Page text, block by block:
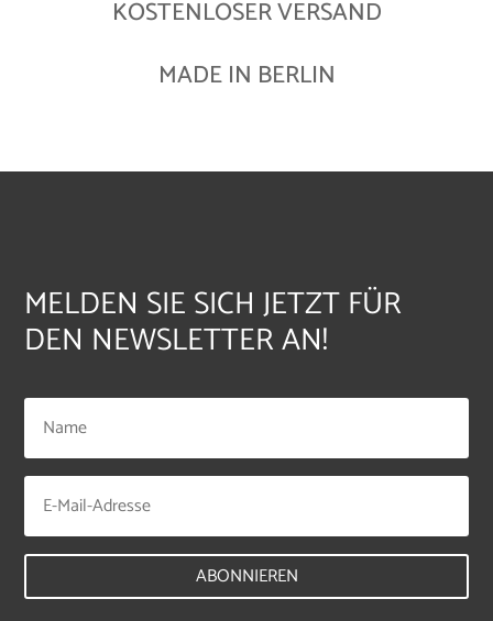
KOSTENLOSER VERSAND
MADE IN BERLIN
MELDEN SIE SICH JETZT FÜR
DEN NEWSLETTER AN!
ABONNIEREN